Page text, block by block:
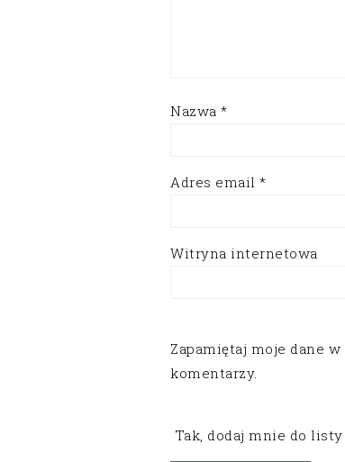
Nazwa *
Adres email *
Witryna internetowa
Zapamiętaj moje dane
komentarzy.
Tak, dodaj mnie do